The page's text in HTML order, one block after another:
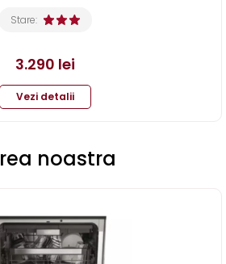
Stare:
3.290 lei
Vezi detalii
noastra